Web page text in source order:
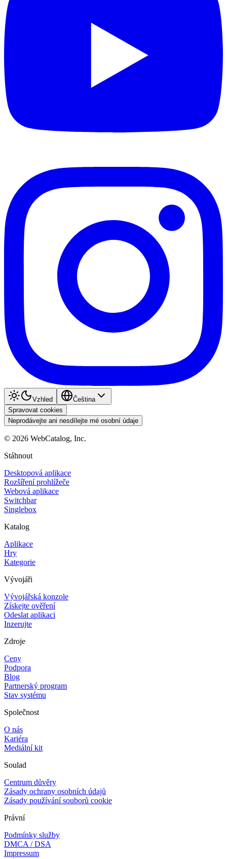
Vzhled
Čeština
Spravovat cookies
Neprodávejte ani nesdílejte mé osobní údaje
© 2026 WebCatalog, Inc.
Stáhnout
Desktopová aplikace
Rozšíření prohlížeče
Webová aplikace
Switchbar
Singlebox
Katalog
Aplikace
Hry
Kategorie
Vývojáři
Vývojářská konzole
Získejte ověření
Odeslat aplikaci
Inzerujte
Zdroje
Ceny
Podpora
Blog
Partnerský program
Stav systému
Společnost
O nás
Kariéra
Mediální kit
Soulad
Centrum důvěry
Zásady ochrany osobních údajů
Zásady používání souborů cookie
Právní
Podmínky služby
DMCA / DSA
Impressum